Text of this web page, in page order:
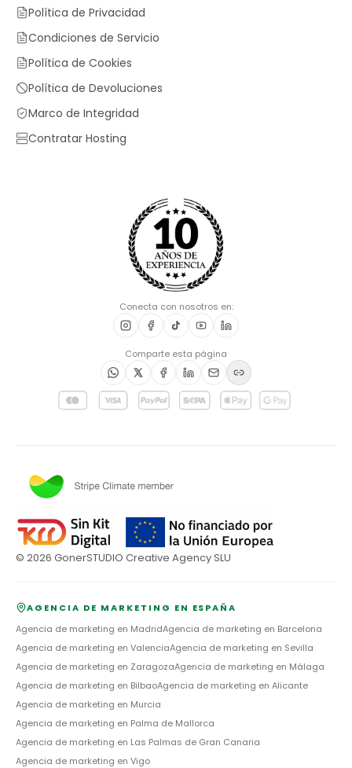
Política de Privacidad
Condiciones de Servicio
Política de Cookies
Política de Devoluciones
Marco de Integridad
Contratar Hosting
Conecta con nosotros en:
Comparte esta página
© 2026 GonerSTUDIO Creative Agency SLU
AGENCIA DE MARKETING EN ESPAÑA
Agencia de marketing en MadridAgencia de marketing en Barcelona
Agencia de marketing en ValenciaAgencia de marketing en Sevilla
Agencia de marketing en ZaragozaAgencia de marketing en Málaga
Agencia de marketing en BilbaoAgencia de marketing en Alicante
Agencia de marketing en Murcia
Agencia de marketing en Palma de Mallorca
Agencia de marketing en Las Palmas de Gran Canaria
Agencia de marketing en Vigo